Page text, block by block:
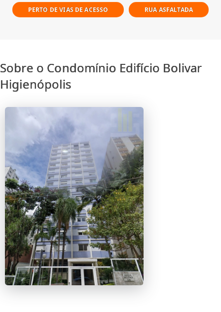
PERTO DE VIAS DE ACESSO RUA ASFALTADA
Sobre o Condomínio Edifício Bolivar
Higienópolis